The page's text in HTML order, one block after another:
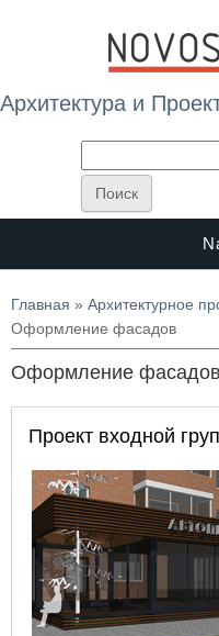
Архитектура и
Вы здесь
Главная » Архитектурное
Оформление фасадов
Оформление фасадов
Проект входной